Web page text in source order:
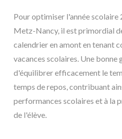
Pour optimiser l'année
Metz-Nancy, il est primordial
calendrier en amont en tenant
vacances scolaires. Une
d'équilibrer efficacement le
temps de repos, contribuant
performances scolaires et à la
de l'élève.